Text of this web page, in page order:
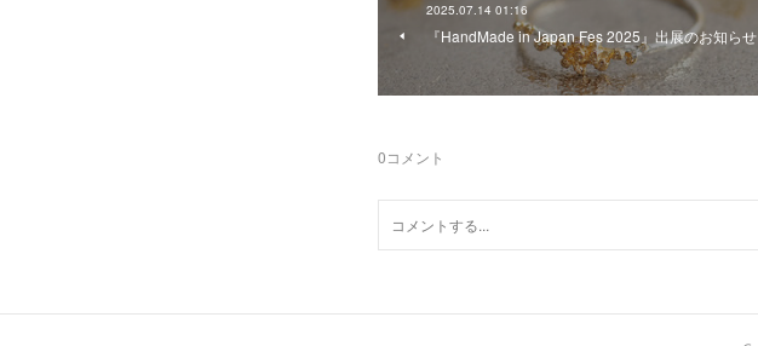
2025.07.14 01:16
『HandMade in Japan Fes 2025』出展のお知らせ
0コメント